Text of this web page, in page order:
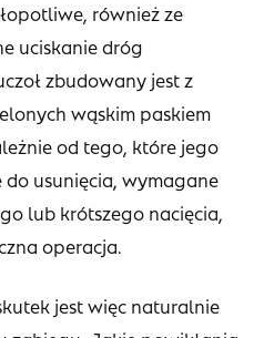
również ze
uciskanie dróg
zbudowany jest z
wąskim paskiem
od tego, które jego
do usunięcia, wymagane
lub krótszego nacięcia,
operacja.
jest więc naturalnie